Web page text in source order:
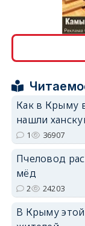
Как в Крыму
нашли
1 36907
Пчеловод
мёд
2 24203
В Крыму